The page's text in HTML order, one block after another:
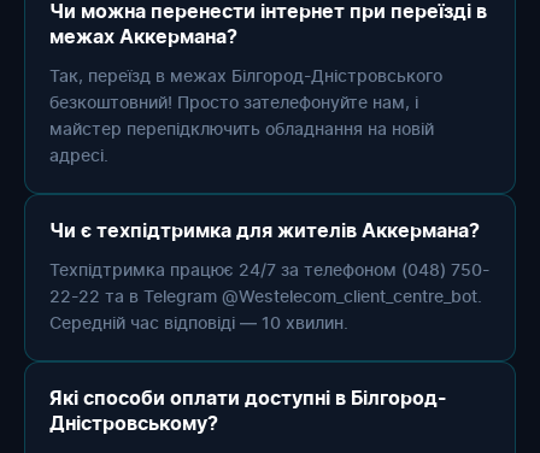
Чи можна перенести інтернет при переїзді в
межах Аккермана?
Так, переїзд в межах Білгород-Дністровського
безкоштовний! Просто зателефонуйте нам, і
майстер перепідключить обладнання на новій
адресі.
Чи є техпідтримка для жителів Аккермана?
Техпідтримка працює 24/7 за телефоном (048) 750-
22-22 та в Telegram @Westelecom_client_centre_bot.
Середній час відповіді — 10 хвилин.
Які способи оплати доступні в Білгород-
Дністровському?